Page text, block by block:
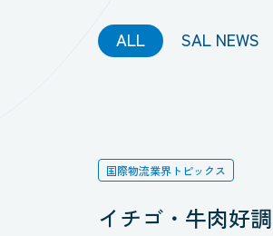
ALL SAL NEWS
国際物流業界トピックス
イチゴ・牛肉好